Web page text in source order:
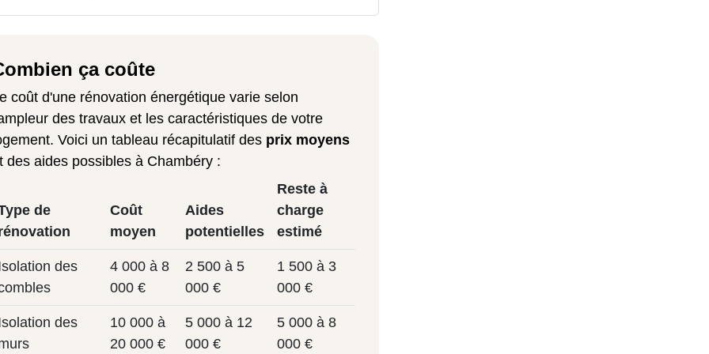
ça coûte
coût d'une rénovation énergétique varie selon
des travaux et les caractéristiques de votre
Voici un tableau récapitulatif des prix moyens
des aides possibles à Chambéry :
de
Coût
moyen
Aides
potentielles
Reste à
charge
estimé
des
4 000 à 8
000 €
2 500 à 5
000 €
1 500 à 3
000 €
des
10 000 à
20 000 €
5 000 à 12
000 €
5 000 à 8
000 €